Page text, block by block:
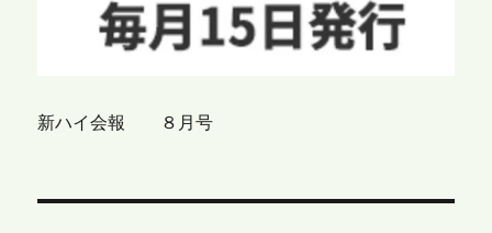
新ハイ会報 ８月号